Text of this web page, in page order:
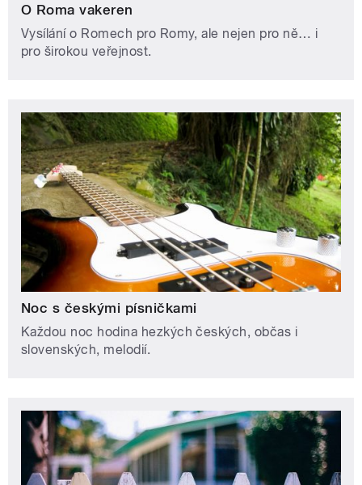
O Roma vakeren
Vysílání o Romech pro Romy, ale nejen pro ně… i
pro širokou veřejnost.
Noc s českými písničkami
Každou noc hodina hezkých českých, občas i
slovenských, melodií.